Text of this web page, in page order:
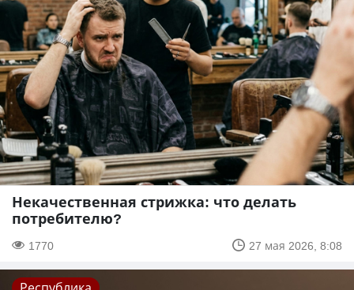
Некачественная стрижка: что делать
потребителю?
1770 27 мая 2026, 8:08